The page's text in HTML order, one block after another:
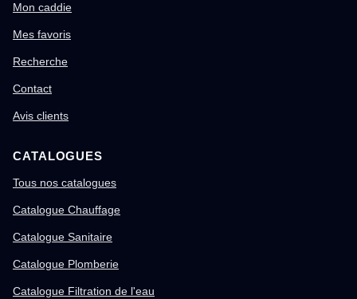
Mon caddie
Mes favoris
Recherche
Contact
Avis clients
CATALOGUES
Tous nos catalogues
Catalogue Chauffage
Catalogue Sanitaire
Catalogue Plomberie
Catalogue Filtration de l'eau